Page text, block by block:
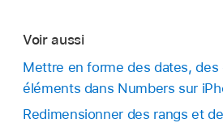
Voir aussi
Mettre en forme des dates, des
éléments dans Numbers sur
Redimensionner des rangs et